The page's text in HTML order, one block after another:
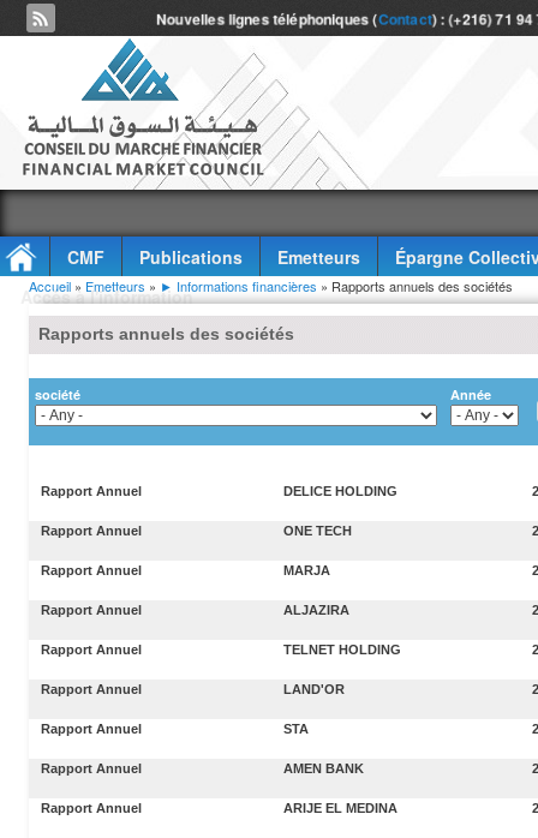
Nouvelles lignes téléphoniques (Contact) : (+216) 71
CMF Publications Emetteurs
Épargne
Accès à l'information
Vous êtes ici
Accueil » Emetteurs » ► Informations financières » Rapports annuels des sociétés
Rapports annuels des sociétés
société Année
Rapport Annuel DELICE HOLDING
Rapport Annuel ONE TECH
Rapport Annuel MARJA
Rapport Annuel ALJAZIRA
Rapport Annuel TELNET HOLDING
Rapport Annuel LAND'OR
Rapport Annuel STA
Rapport Annuel AMEN BANK
Rapport Annuel ARIJE EL MEDINA